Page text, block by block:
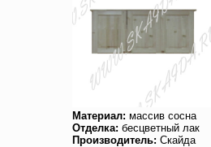
Материал: массив сосна
Отделка: бесцветный лак
Производитель: Скайда